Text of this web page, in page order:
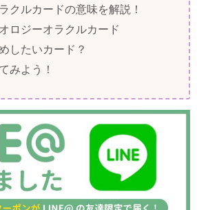
クルカードの意味を解説！
ロジーオラクルカード
したいカード？
みよう！